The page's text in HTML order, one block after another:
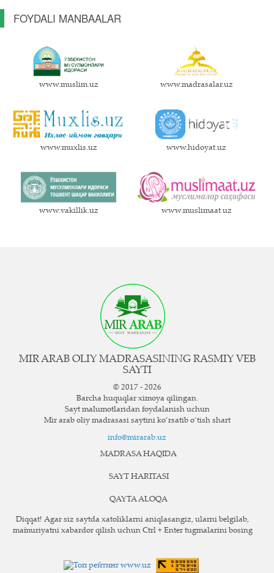
FOYDALI MANBAALAR
www.muslim.uz www.madrasalar.uz
www.muxlis.uz www.hidoyat.uz
www.vakillik.uz www.muslimaat.uz
MIR ARAB OLIY MADRASASINING RASMIY VEB
SAYTI
© 2017 - 2026
Barcha huquqlar ximoya qilingan.
Sayt ma`lumotlaridan foydalanish uchun
Mir arab oliy madrasasi saytini ko‘rsatib o‘tish shart
info@mirarab.uz
MADRASA HAQIDA
SAYT HARITASI
QAYTA ALOQA
Diqqat! Agar siz saytda xatoliklarni aniqlasangiz, ularni belgilab,
ma`muriyatni xabardor qilish uchun Ctrl + Enter tugmalarini bosing